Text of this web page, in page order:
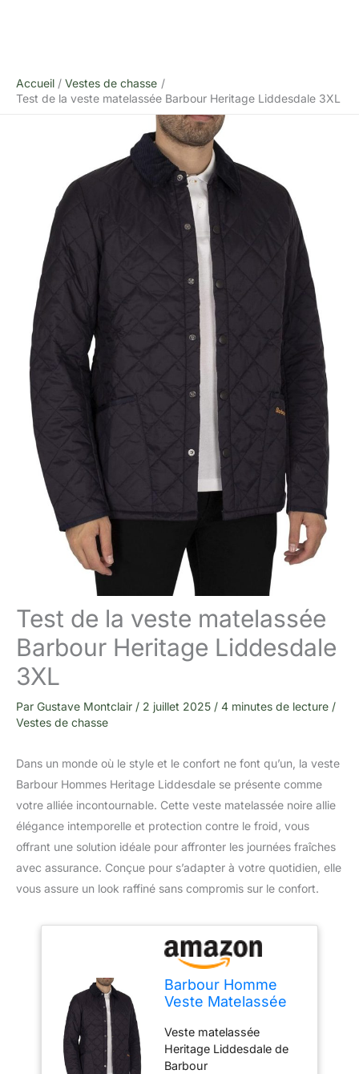
Accueil
Vestes de chasse
Test de la veste matelassée Barbour Heritage Liddesdale 3XL
Test de la veste matelassée
Barbour Heritage Liddesdale
3XL
Par Gustave Montclair / 2 juillet 2025 / 4 minutes de lecture /
Vestes de chasse
Dans un monde où le style et le confort ne font qu’un, la veste
Barbour Hommes Heritage Liddesdale se présente comme
votre alliée incontournable. Cette veste matelassée noire allie
élégance intemporelle et protection contre le froid, vous
offrant une solution idéale pour affronter les journées fraîches
avec assurance. Conçue pour s’adapter à votre quotidien, elle
vous assure un look raffiné sans compromis sur le confort.
Barbour Homme
Veste Matelassée
Liddesdale, Navy,
3XL
Veste matelassée
Heritage Liddesdale de
Barbour